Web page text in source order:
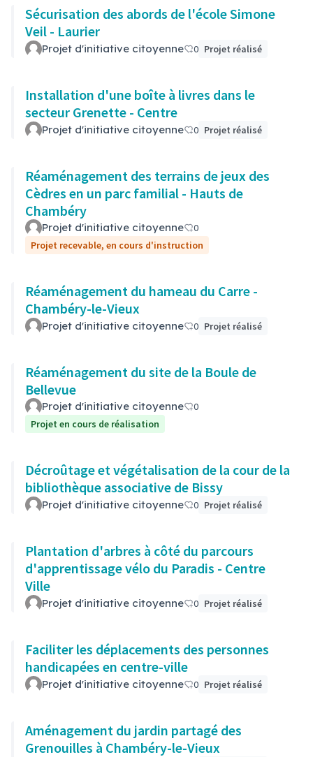
Sécurisation des abords de l'école Simone
Veil - Laurier
Projet d'initiative citoyenne 0 Projet réalisé
Installation d'une boîte à livres dans le
secteur Grenette - Centre
Projet d'initiative citoyenne 0 Projet réalisé
Réaménagement des terrains de jeux des
Cèdres en un parc familial - Hauts de
Chambéry
Projet d'initiative citoyenne
0
Projet recevable, en cours d'instruction
Réaménagement du hameau du Carre -
Chambéry-le-Vieux
Projet d'initiative citoyenne 0 Projet réalisé
Réaménagement du site de la Boule de
Bellevue
Projet d'initiative citoyenne
0
Projet en cours de réalisation
Décroûtage et végétalisation de la cour de la
bibliothèque associative de Bissy
Projet d'initiative citoyenne 0 Projet réalisé
Plantation d'arbres à côté du parcours
d'apprentissage vélo du Paradis - Centre
Ville
Projet d'initiative citoyenne 0 Projet réalisé
Faciliter les déplacements des personnes
handicapées en centre-ville
Projet d'initiative citoyenne 0 Projet réalisé
Aménagement du jardin partagé des
Grenouilles à Chambéry-le-Vieux